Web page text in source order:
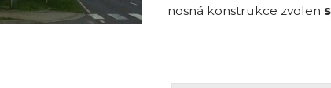
nosná konstrukce zvolen